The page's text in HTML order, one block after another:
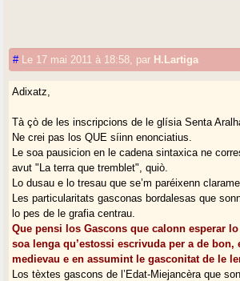
# Le 17 mai 2011 à 18:58 par H.Lartiga
Adixatz,
Tà çò de les inscripcions de le glísia Senta
Ne crei pas los QUE síinn enonciatius.
Le soa pausicion en le cadena sintaxica ne
avut "La terra que tremblet", quiò.
Lo dusau e lo tresau que se’m paréixenn
Les particularitats gasconas bordalesas que
lo pes de le grafia centrau.
Que pensi los Gascons que calonn esperar
soa lenga qu’estossi escrivuda per a de
medievau e en assumint le gasconitat de le
Los tèxtes gascons de l’Edat-Miejancèra que